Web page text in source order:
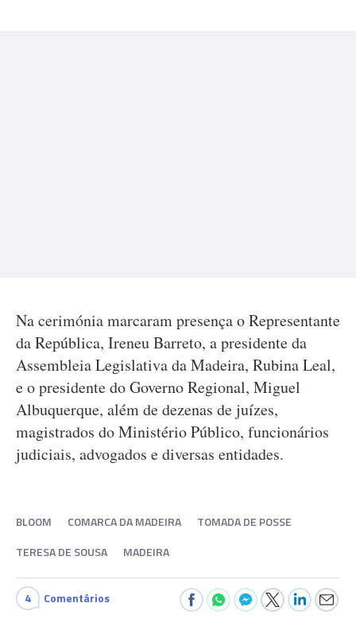
Na cerimónia marcaram presença o Representante
da República, Ireneu Barreto, a presidente da
Assembleia Legislativa da Madeira, Rubina Leal,
e o presidente do Governo Regional, Miguel
Albuquerque, além de dezenas de juízes,
magistrados do Ministério Público, funcionários
judiciais, advogados e diversas entidades.
BLOOM COMARCA DA MADEIRA
TOMADA DE POSSE
TERESA DE SOUSA
MADEIRA
4 Comentários